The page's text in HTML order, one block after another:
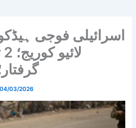
اسرائیلی فوجی
04/03/2026